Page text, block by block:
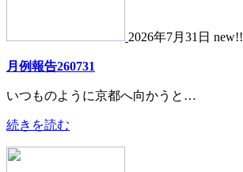
2026年7月31日 new!!
月例報告260731
いつものように京都へ向かうと…
続きを読む